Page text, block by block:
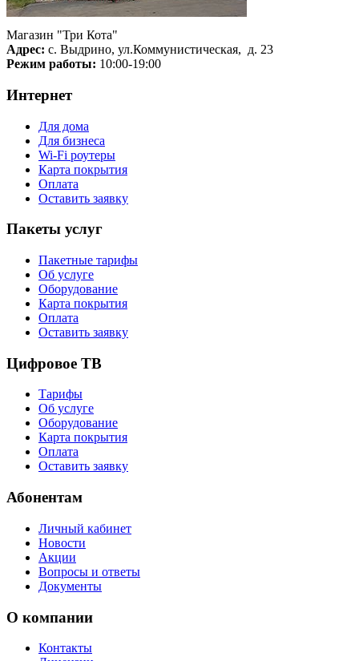
Магазин "Три Кота"
Адрес: с. Выдрино, ул.Коммунистическая, д. 23
Режим работы: 10:00-19:00
Интернет
Для дома
Для бизнеса
Wi-Fi роутеры
Карта покрытия
Оплата
Оставить заявку
Пакеты услуг
Пакетные тарифы
Об услуге
Оборудование
Карта покрытия
Оплата
Оставить заявку
Цифровое ТВ
Тарифы
Об услуге
Оборудование
Карта покрытия
Оплата
Оставить заявку
Абонентам
Личный кабинет
Новости
Акции
Вопросы и ответы
Документы
О компании
Контакты